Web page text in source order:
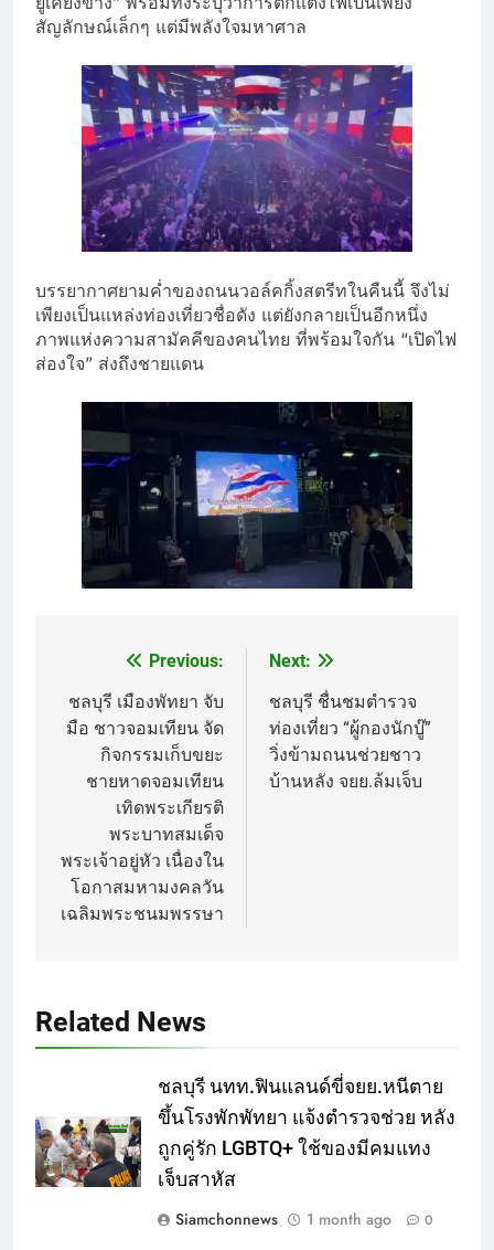
สัญลักษณ์เล็กๆ แต่มีพลังใจมหาศาล
บรรยากาศยามค่ำของถนนวอล์คกิ้งสตรีทในคืนนี้ จึงไม่
เพียงเป็นแหล่งท่องเที่ยวชื่อดัง แต่ยังกลายเป็นอีกหนึ่ง
ภาพแห่งความสามัคคีของคนไทย ที่พร้อมใจกัน “เปิดไฟ
ส่องใจ” ส่งถึงชายแดน
navigation
Previous:
ชลบุรี เมืองพัทยา จับ
มือ ชาวจอมเทียน จัด
กิจกรรมเก็บขยะ
ชายหาดจอมเทียน
เทิดพระเกียรติ
พระบาทสมเด็จ
พระเจ้าอยู่หัว เนื่องใน
โอกาสมหามงคลวัน
เฉลิมพระชนมพรรษา
Next:
ชลบุรี ชื่นชมตำรวจ
ท่องเที่ยว “ผู้กองนักบู๊”
วิ่งข้ามถนนช่วยชาว
บ้านหลัง จยย.ล้มเจ็บ
Related News
ชลบุรี นทท.ฟินแลนด์ขี่จยย.หนีตาย
ขึ้นโรงพักพัทยา แจ้งตำรวจช่วย หลัง
ถูกคู่รัก LGBTQ+ ใช้ของมีคมแทง
เจ็บสาหัส
Siamchonnews
1 month ago 0